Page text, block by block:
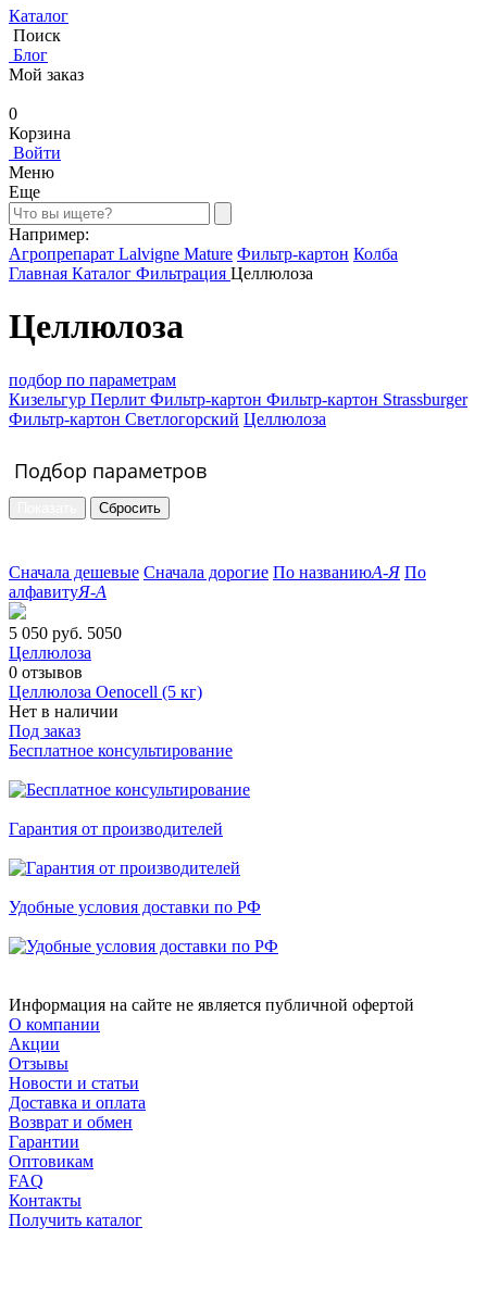
Каталог
Поиск
Блог
Мой заказ
0
Корзина
Войти
Меню
Еще
Например:
Агропрепарат Lalvigne Mature Фильтр-картон Колба
Главная Каталог Фильтрация Целлюлоза
Целлюлоза
подбор по параметрам
Кизельгур Перлит Фильтр-картон Фильтр-картон Strassburger
Фильтр-картон Светлогорский Целлюлоза
Подбор параметров
Сначала дешевые Сначала дорогие По названиюА-Я По
алфавитуЯ-А
5 050 руб. 5050
Целлюлоза
0 отзывов
Целлюлоза Oenocell (5 кг)
Нет в наличии
Под заказ
Бесплатное консультирование
Гарантия от производителей
Удобные условия доставки по РФ
Информация на сайте не является публичной офертой
О компании
Акции
Отзывы
Новости и статьи
Доставка и оплата
Возврат и обмен
Гарантии
Оптовикам
FAQ
Контакты
Получить каталог